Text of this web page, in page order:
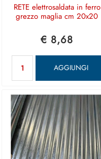
RETE elettrosaldata in ferro
grezzo maglia cm 20x20
€ 8,68
AGGIUNGI